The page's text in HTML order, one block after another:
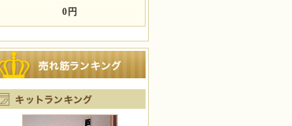
0円